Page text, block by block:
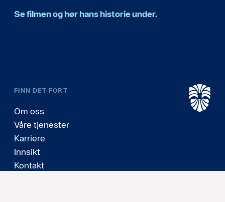
Se filmen og hør hans historie under.
FINN DET FORT
Om oss
Våre tjenester
Karriere
Innsikt
Kontakt